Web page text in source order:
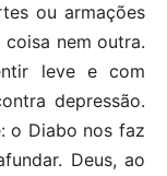
ou armações
coisa nem outra.
leve e com
depressão.
o Diabo nos faz
Deus, ao